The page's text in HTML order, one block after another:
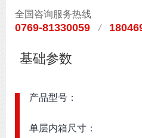
全国咨询服务热线
0769-81330059 /
基础参数
产品型号：
单层内箱尺寸：